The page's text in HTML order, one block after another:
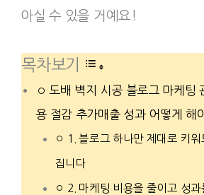
아실 수 있을 거예요!
목차보기
도배 벽지 시공 블로그 마케팅
용 절감 추가매출 성과 어떻게 해
1. 블로그 하나만 제대로 키
집니다
2. 마케팅 비용을 줄이고 성과